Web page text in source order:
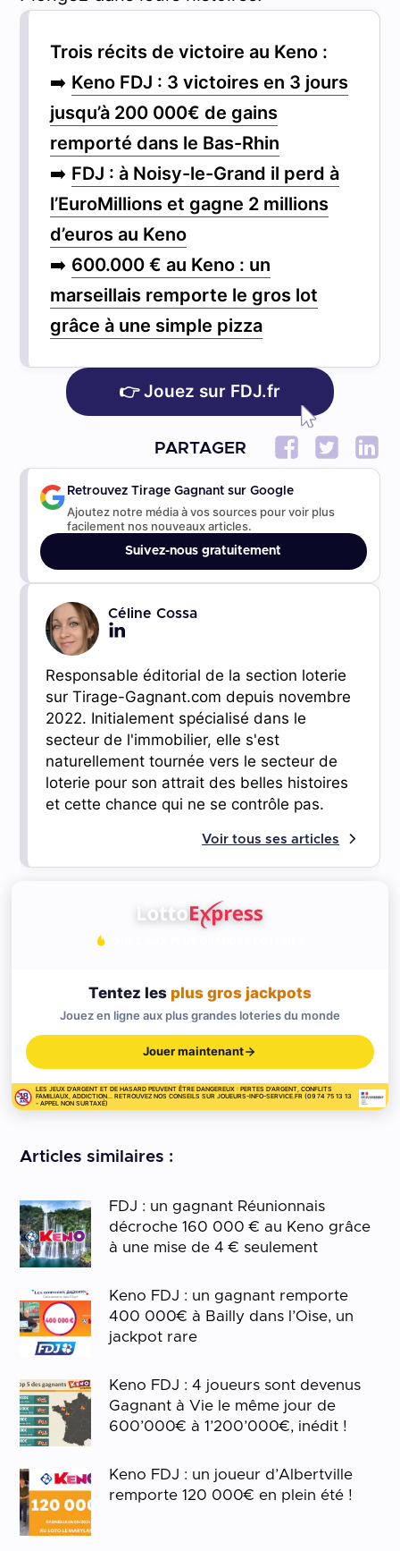
Trois récits de victoire au Keno :
➡️ Keno FDJ : 3 victoires en 3 jours
jusqu’à 200 000€ de gains
remporté dans le Bas-Rhin
➡️ FDJ : à Noisy-le-Grand il perd à
l’EuroMillions et gagne 2 millions
d’euros au Keno
➡️ 600.000 € au Keno : un
marseillais remporte le gros lot
grâce à une simple pizza
👉 Jouez sur FDJ.fr
PARTAGER
Retrouvez Tirage Gagnant sur Google
Ajoutez notre média à vos sources pour voir plus
facilement nos nouveaux articles.
Suivez-nous gratuitement
Céline Cossa
Responsable éditorial de la section loterie
sur Tirage-Gagnant.com depuis novembre
2022. Initialement spécialisé dans le
secteur de l'immobilier, elle s'est
naturellement tournée vers le secteur de
loterie pour son attrait des belles histoires
et cette chance qui ne se contrôle pas.
Voir tous ses articles
Tentez les plus gros jackpots
Jouez en ligne aux plus grandes loteries du monde
Jouer maintenant
LES JEUX D'ARGENT ET DE HASARD PEUVENT ÊTRE DANGEREUX : PERTES D'ARGENT, CONFLITS
FAMILIAUX, ADDICTION... RETROUVEZ NOS CONSEILS SUR JOUEURS-INFO-SERVICE.FR (09 74 75 13 13
- APPEL NON SURTAXÉ)
Articles similaires :
FDJ : un gagnant Réunionnais
décroche 160 000 € au Keno grâce
à une mise de 4 € seulement
Keno FDJ : un gagnant remporte
400 000€ à Bailly dans l’Oise, un
jackpot rare
Keno FDJ : 4 joueurs sont devenus
Gagnant à Vie le même jour de
600’000€ à 1’200’000€, inédit !
Keno FDJ : un joueur d’Albertville
remporte 120 000€ en plein été !